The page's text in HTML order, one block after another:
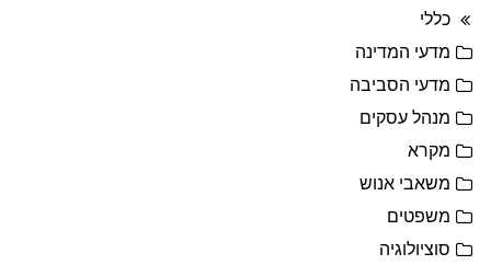
כללי
מדעי המדינה
מדעי הסביבה
מנהל עסקים
מקרא
משאבי אנוש
משפטים
סוציולוגיה